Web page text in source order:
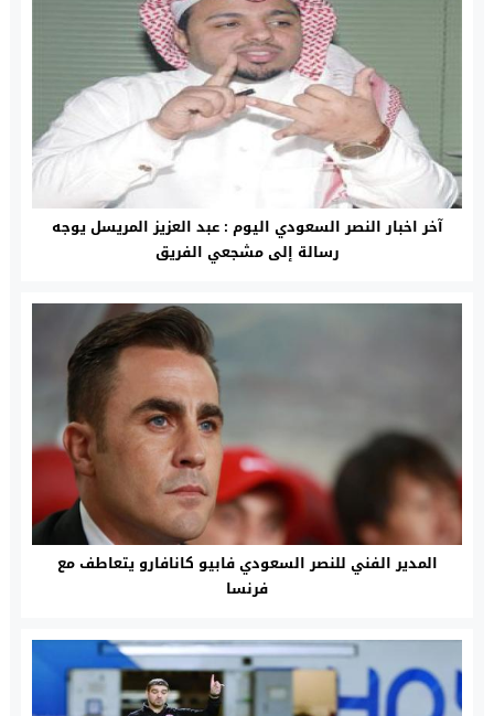
آخر اخبار النصر السعودي اليوم : عبد العزيز المريسل يوجه
رسالة إلى مشجعي الفريق
المدير الفني للنصر السعودي فابيو كانافارو يتعاطف مع
فرنسا